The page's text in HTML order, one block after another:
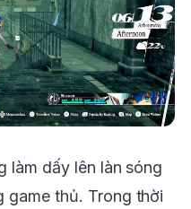
làm dấy lên làn sóng
game thủ. Trong thời